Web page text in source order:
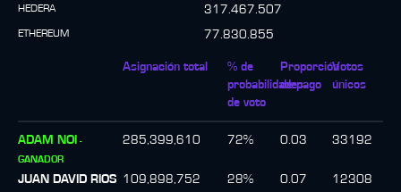
HEDERA 317.467.507
ETHEREUM 77.830.855
Asignación total
% de
probabilidades
de voto
Proporción
de pago
Votos
únicos
ADAM NOI -
GANADOR
285,399,610 72% 0.03 33192
JUAN DAVID RIOS 109,898,752 28% 0.07 12308